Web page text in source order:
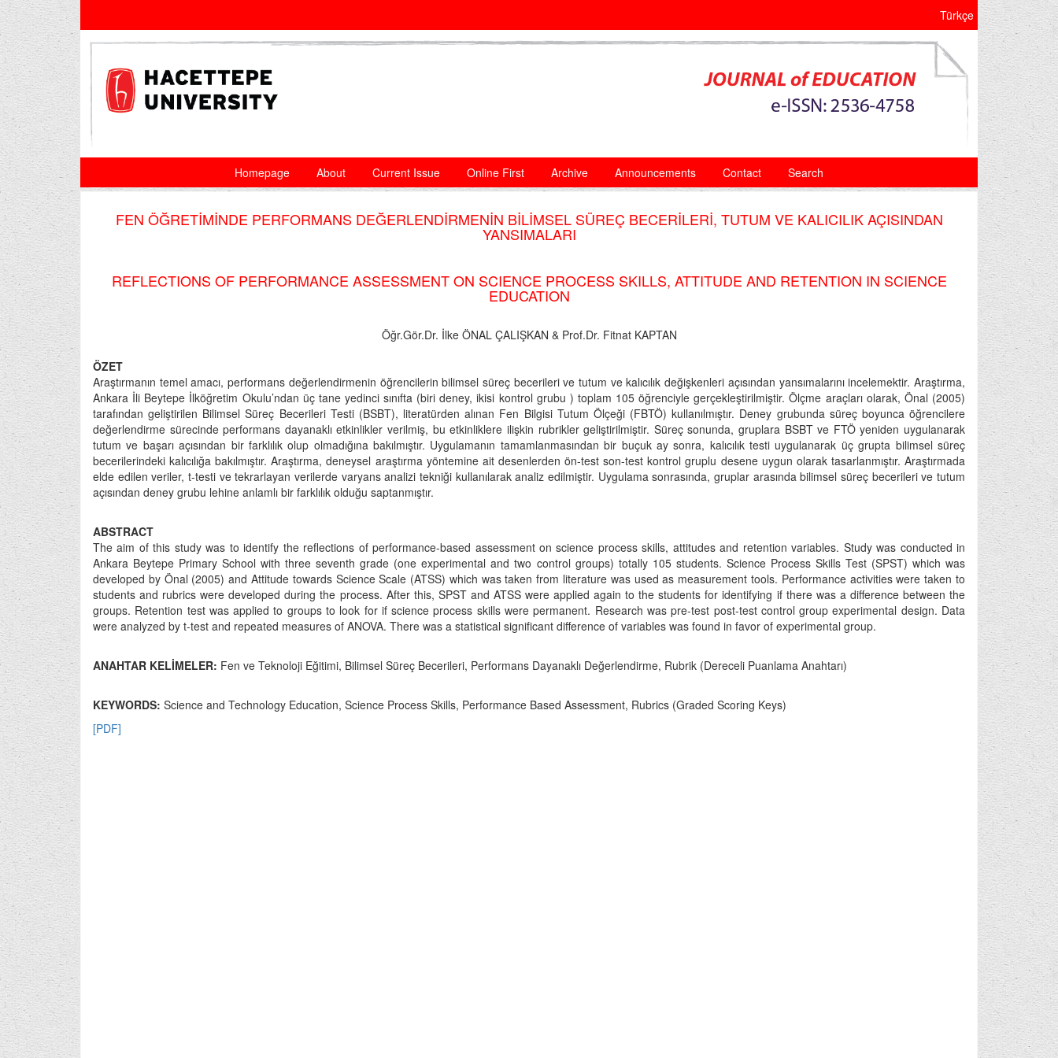
Türkçe
Homepage About Current Issue Online First Archive Announcements Contact Search
FEN ÖĞRETİMİNDE PERFORMANS DEĞERLENDİRMENİN BİLİMSEL SÜREÇ BECERİLERİ, TUTUM VE KALICILIK AÇISINDAN
YANSIMALARI
REFLECTIONS OF PERFORMANCE ASSESSMENT ON SCIENCE PROCESS SKILLS, ATTITUDE AND RETENTION IN SCIENCE
EDUCATION
Öğr.Gör.Dr. İlke ÖNAL ÇALIŞKAN & Prof.Dr. Fitnat KAPTAN
ÖZET
Araştırmanın temel amacı, performans değerlendirmenin öğrencilerin bilimsel süreç becerileri ve tutum ve kalıcılık değişkenleri açısından yansımalarını incelemektir. Araştırma,
Ankara İli Beytepe İlköğretim Okulu’ndan üç tane yedinci sınıfta (biri deney, ikisi kontrol grubu ) toplam 105 öğrenciyle gerçekleştirilmiştir. Ölçme araçları olarak, Önal (2005)
tarafından geliştirilen Bilimsel Süreç Becerileri Testi (BSBT), literatürden alınan Fen Bilgisi Tutum Ölçeği (FBTÖ) kullanılmıştır. Deney grubunda süreç boyunca öğrencilere
değerlendirme sürecinde performans dayanaklı etkinlikler verilmiş, bu etkinliklere ilişkin rubrikler geliştirilmiştir. Süreç sonunda, gruplara BSBT ve FTÖ yeniden uygulanarak
tutum ve başarı açısından bir farklılık olup olmadığına bakılmıştır. Uygulamanın tamamlanmasından bir buçuk ay sonra, kalıcılık testi uygulanarak üç grupta bilimsel süreç
becerilerindeki kalıcılığa bakılmıştır. Araştırma, deneysel araştırma yöntemine ait desenlerden ön-test son-test kontrol gruplu desene uygun olarak tasarlanmıştır. Araştırmada
elde edilen veriler, t-testi ve tekrarlayan verilerde varyans analizi tekniği kullanılarak analiz edilmiştir. Uygulama sonrasında, gruplar arasında bilimsel süreç becerileri ve tutum
açısından deney grubu lehine anlamlı bir farklılık olduğu saptanmıştır.
ABSTRACT
The aim of this study was to identify the reflections of performance-based assessment on science process skills, attitudes and retention variables. Study was conducted in
Ankara Beytepe Primary School with three seventh grade (one experimental and two control groups) totally 105 students. Science Process Skills Test (SPST) which was
developed by Önal (2005) and Attitude towards Science Scale (ATSS) which was taken from literature was used as measurement tools. Performance activities were taken to
students and rubrics were developed during the process. After this, SPST and ATSS were applied again to the students for identifying if there was a difference between the
groups. Retention test was applied to groups to look for if science process skills were permanent. Research was pre-test post-test control group experimental design. Data
were analyzed by t-test and repeated measures of ANOVA. There was a statistical significant difference of variables was found in favor of experimental group.
ANAHTAR KELİMELER: Fen ve Teknoloji Eğitimi, Bilimsel Süreç Becerileri, Performans Dayanaklı Değerlendirme, Rubrik (Dereceli Puanlama Anahtarı)
KEYWORDS: Science and Technology Education, Science Process Skills, Performance Based Assessment, Rubrics (Graded Scoring Keys)
[PDF]